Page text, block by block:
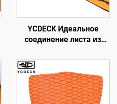
YCDECK Идеальное
соединение листа из
ромбовидными
канавками для палубы
лодки, катамарана, RV,
яхты, бассейна,